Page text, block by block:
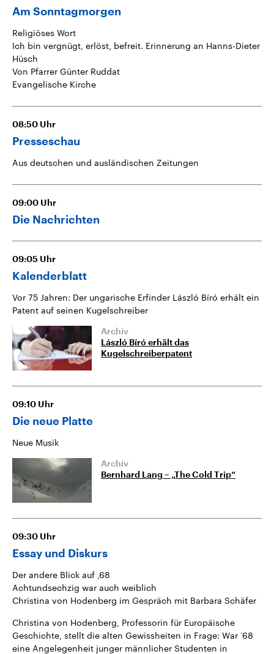
Am Sonntagmorgen
Religiöses Wort
Ich bin vergnügt, erlöst, befreit. Erinnerung an Hanns-Dieter
Hüsch
Von Pfarrer Günter Ruddat
Evangelische Kirche
08:50 Uhr
Presseschau
Aus deutschen und ausländischen Zeitungen
09:00 Uhr
Die Nachrichten
09:05 Uhr
Kalenderblatt
Vor 75 Jahren: Der ungarische Erfinder László Bíró erhält ein
Patent auf seinen Kugelschreiber
Archiv
László Bíró erhält das
Kugelschreiberpatent
09:10 Uhr
Die neue Platte
Neue Musik
Archiv
Bernhard Lang – „The Cold Trip“
09:30 Uhr
Essay und Diskurs
Der andere Blick auf ‚68
Achtundsechzig war auch weiblich
Christina von Hodenberg im Gespräch mit Barbara Schäfer
Christina von Hodenberg, Professorin für Europäische
Geschichte, stellt die alten Gewissheiten in Frage: War ‘68
eine Angelegenheit junger männlicher Studenten in